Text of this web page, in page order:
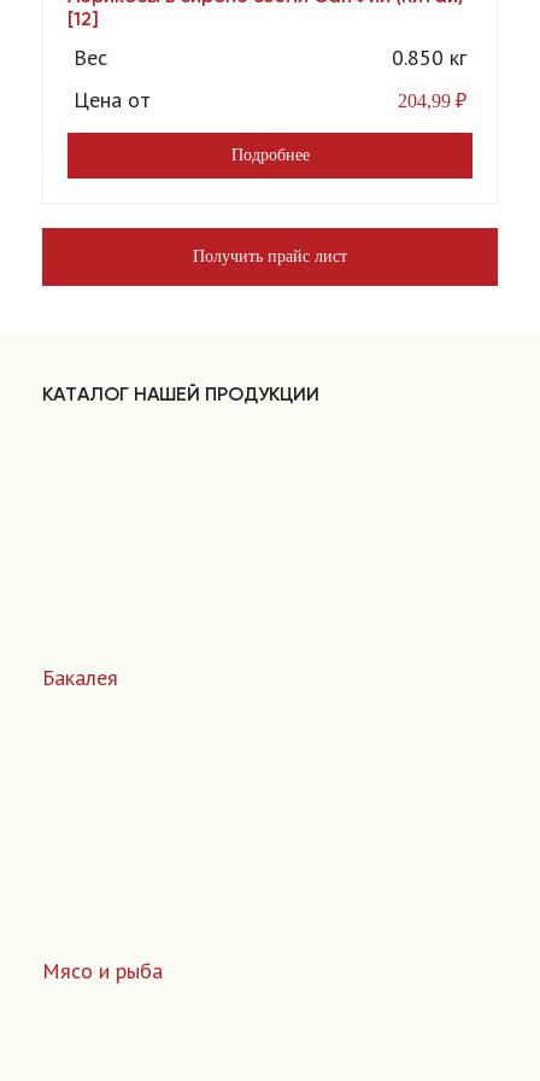
[12]
Вес
0.850 кг
Цена от
204,99 ₽
Подробнее
Получить прайс лист
КАТАЛОГ НАШЕЙ ПРОДУКЦИИ
Бакалея
Мясо и рыба